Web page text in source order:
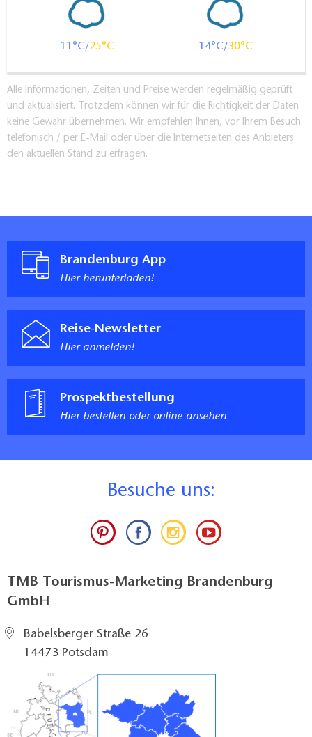
11 25 14 30
Alle Informationen, Zeiten und Preise werden regelmäßig geprüft
und aktualisiert. Trotzdem können wir für die Richtigkeit der Daten
keine Gewähr übernehmen. Wir empfehlen Ihnen, vor Ihrem Besuch
telefonisch / per E-Mail oder über die Internetseiten des Anbieters
den aktuellen Stand zu erfragen.
Brandenburg App
Hier herunterladen!
Reise-Newsletter
Hier anmelden!
Prospektbestellung
Hier bestellen oder online ansehen
Besuche uns:
TMB Tourismus-Marketing Brandenburg
GmbH
Babelsberger Straße 26
14473 Potsdam